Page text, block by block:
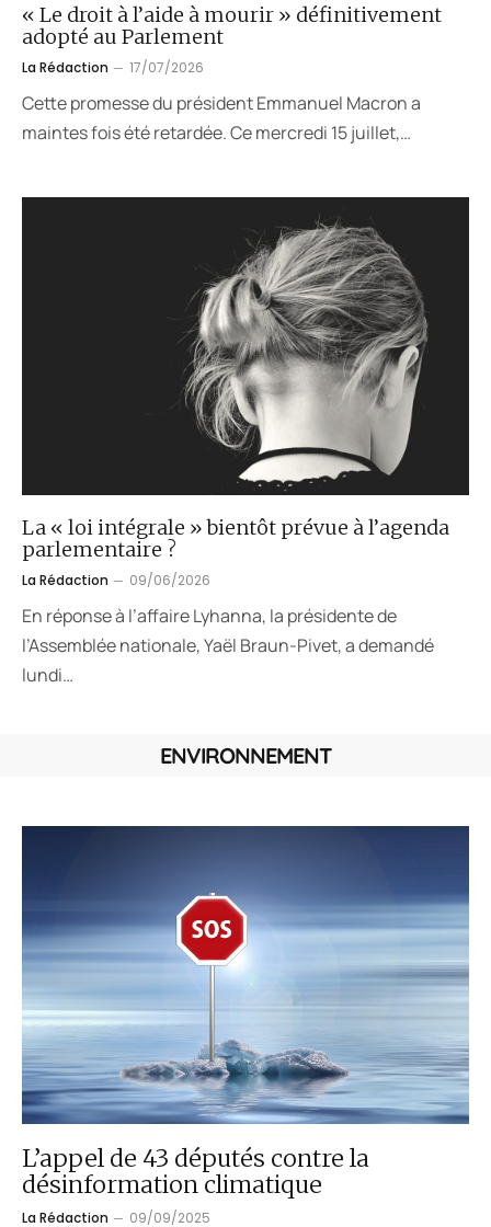
« Le droit à l’aide à mourir » définitivement
adopté au Parlement
La Rédaction 17/07/2026
Cette promesse du président Emmanuel Macron a
maintes fois été retardée. Ce mercredi 15 juillet,…
La « loi intégrale » bientôt prévue à l’agenda
parlementaire ?
La Rédaction 09/06/2026
En réponse à l’affaire Lyhanna, la présidente de
l’Assemblée nationale, Yaël Braun-Pivet, a demandé
lundi…
ENVIRONNEMENT
L’appel de 43 députés contre la
désinformation climatique
La Rédaction 09/09/2025